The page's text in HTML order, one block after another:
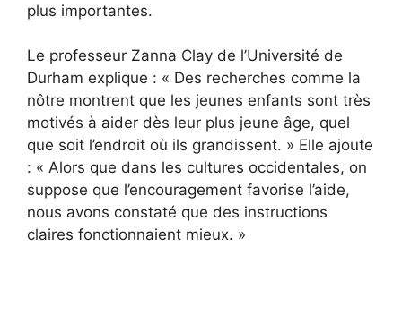
plus importantes.
Le professeur Zanna Clay de l’Université de
Durham explique : « Des recherches comme la
nôtre montrent que les jeunes enfants sont très
motivés à aider dès leur plus jeune âge, quel
que soit l’endroit où ils grandissent. » Elle ajoute
: « Alors que dans les cultures occidentales, on
suppose que l’encouragement favorise l’aide,
nous avons constaté que des instructions
claires fonctionnaient mieux. »